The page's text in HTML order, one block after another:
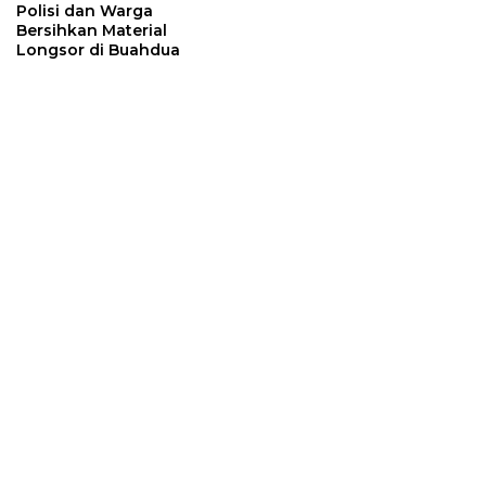
Polisi dan Warga
Bersihkan Material
Longsor di Buahdua